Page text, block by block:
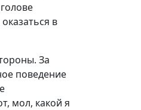
в
За
поведение
мол, какой я